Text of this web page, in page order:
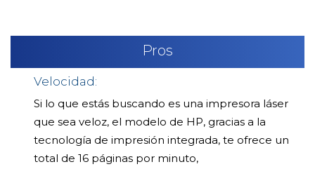
Pros
Velocidad:
Si lo que estás buscando es una impresora láser
que sea veloz, el modelo de HP, gracias a la
tecnología de impresión integrada, te ofrece un
total de 16 páginas por minuto,